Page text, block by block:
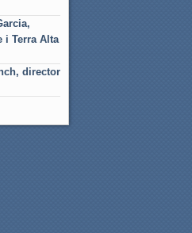
i Terra Alta
director